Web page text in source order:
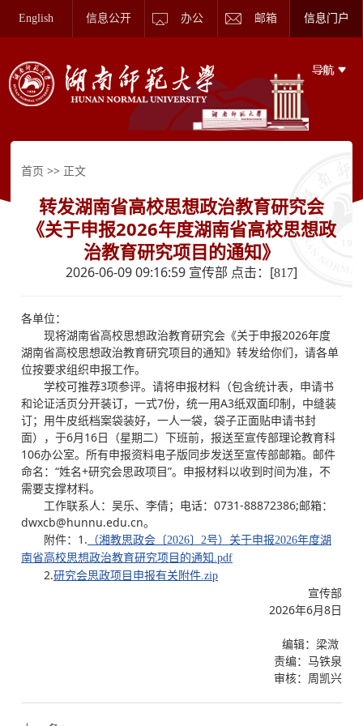
English 信息公开 办公 邮箱 信息门户
首页 >> 正文
转发湖南省高校思想政治教育研究会
《关于申报2026年度湖南省高校思想政
治教育研究项目的通知》
2026-06-09 09:16:59 宣传部 点击：[817]
各单位：
现将湖南省高校思想政治教育研究会《关于申报2026年度
湖南省高校思想政治教育研究项目的通知》转发给你们，请各单
位按要求组织申报工作。
学校可推荐3项参评。请将申报材料（包含统计表，申请书
和论证活页分开装订，一式7份，统一用A3纸双面印制，中缝装
订；用牛皮纸档案袋装好，一人一袋，袋子正面贴申请书封
面），于6月16日（星期二）下班前，报送至宣传部理论教育科
106办公室。所有申报资料电子版同步发送至宣传部邮箱。邮件
命名：“姓名+研究会思政项目”。申报材料以收到时间为准，不
需要支撑材料。
工作联系人：吴乐、李倩；电话：0731-88872386;邮箱：
dwxcb@hunnu.edu.cn。
附件：1. （湘教思政会〔2026〕2号）关于申报2026年度湖
南省高校思想政治教育研究项目的通知.pdf
2.研究会思政项目申报有关附件.zip
宣传部
2026年6月8日
编辑：梁溦
责编：马铁泉
审核：周凯兴